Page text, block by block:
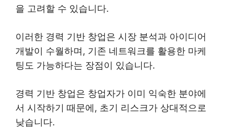
을 고려할 수 있습니다.
이러한 경력 기반 창업은 시장 분석과 아이디어
개발이 수월하며, 기존 네트워크를 활용한 마케
팅도 가능하다는 장점이 있습니다.
경력 기반 창업은 창업자가 이미 익숙한 분야에
서 시작하기 때문에, 초기 리스크가 상대적으로
낮습니다.